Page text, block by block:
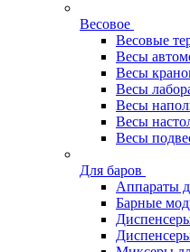
Весовое
Весовые
Весы
Весы
Весы
Весы
Весы
Весы
Для баров
Аппараты
Барные